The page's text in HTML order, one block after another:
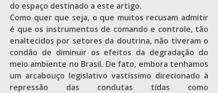
do espaço destinado a este artigo.
Como quer que seja, o que muitos recusam admitir
é que os instrumentos de comando e controle, tão
enaltecidos por setores da doutrina, não tiveram o
condão de diminuir os efeitos da degradação do
meio ambiente no Brasil. De fato, embora tenhamos
um arcabouço legislativo vastíssimo direcionado à
repressão das condutas tidas como